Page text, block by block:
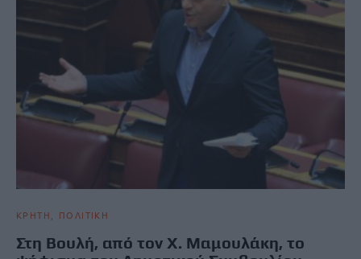
ΚΡΗΤΗ ΠΟΛΙΤΙΚΗ
Στη Βουλή, από τον Χ. Μαμουλάκη, το